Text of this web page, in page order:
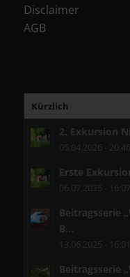
Disclaimer
AGB
Kürzlich
2. Exkursion
05.04.2026 - 20:46
Erste
06.07.2025 - 16:07
Beitragsserie
B...
13.06.2025 - 16:01
Beitragsserie